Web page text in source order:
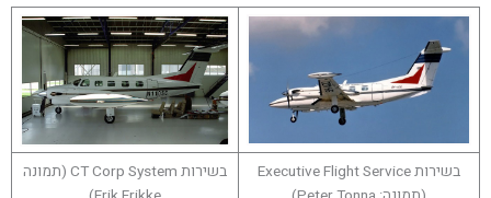
בשירות Executive Flight Service
בשירות CT Corp System (תמונה